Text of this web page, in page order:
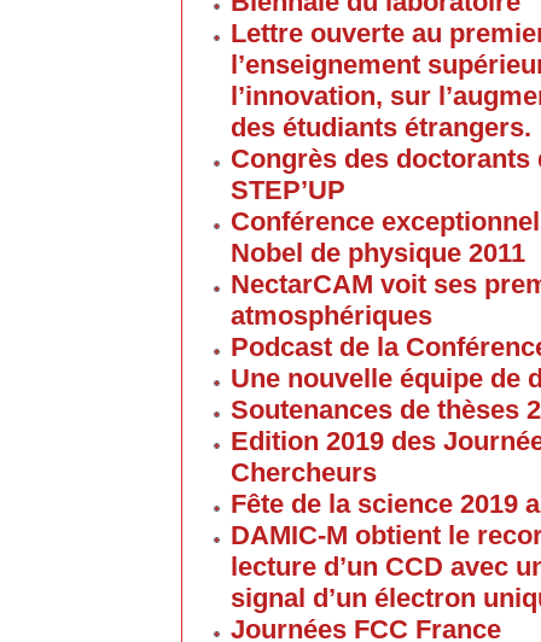
Lettre ouverte au
l’enseignement
l’innovation, sur
des étudiants étrangers.
Congrès des doctorants
STEP’UP
Conférence
Nobel de physique 2011
NectarCAM voit ses
atmosphériques
Podcast de la
Une nouvelle équipe de
Soutenances de thèses
Edition 2019 des
Chercheurs
Fête de la science 2019
DAMIC-M obtient le
lecture d’un CCD avec
signal d’un électron
Journées FCC France